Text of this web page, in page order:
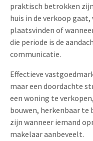
praktisch betrokken
huis in de verkoop
plaatsvinden of
die periode is de
communicatie.
Effectieve
maar een doordachte
een woning te
bouwen, herkenbaar
zijn wanneer iemand
makelaar aanbeveelt.